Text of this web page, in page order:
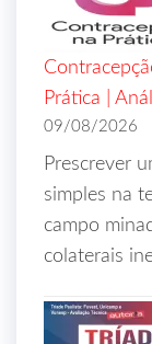
Prática |
09/08/2026
Prescrever
simples na
campo
colaterais